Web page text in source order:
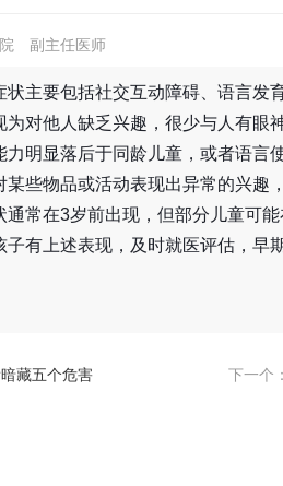
副主任医师
主要包括社交互动障碍、语言发
为对他人缺乏兴趣，很少与人有眼
力明显落后于同龄儿童，或者语言
某些物品或活动表现出异常的兴趣
通常在3岁前出现，但部分儿童可
有上述表现，及时就医评估，早
藏五个危害 下一个：